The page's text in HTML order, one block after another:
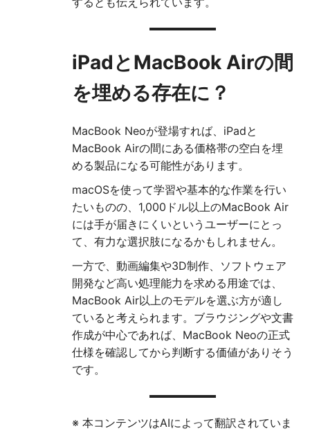
iPadとMacBook Airの間
を埋める存在に？
MacBook Neoが登場すれば、iPadと
MacBook Airの間にある価格帯の空白を埋
める製品になる可能性があります。
macOSを使って学習や基本的な作業を行い
たいものの、1,000ドル以上のMacBook Air
には手が届きにくいというユーザーにとっ
て、有力な選択肢になるかもしれません。
一方で、動画編集や3D制作、ソフトウェア
開発など高い処理能力を求める用途では、
MacBook Air以上のモデルを選ぶ方が適し
ていると考えられます。ブラウジングや文書
作成が中心であれば、MacBook Neoの正式
仕様を確認してから判断する価値がありそう
です。
※ 本コンテンツはAIによって翻訳されていま